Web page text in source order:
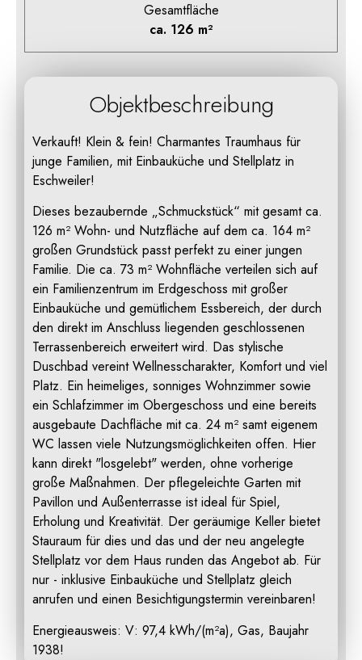
Gesamtfläche
ca. 126 m²
Objektbeschreibung
Verkauft! Klein & fein! Charmantes Traumhaus für
junge Familien, mit Einbauküche und Stellplatz in
Eschweiler!
Dieses bezaubernde „Schmuckstück“ mit gesamt ca.
126 m² Wohn- und Nutzfläche auf dem ca. 164 m²
großen Grundstück passt perfekt zu einer jungen
Familie. Die ca. 73 m² Wohnfläche verteilen sich auf
ein Familienzentrum im Erdgeschoss mit großer
Einbauküche und gemütlichem Essbereich, der durch
den direkt im Anschluss liegenden geschlossenen
Terrassenbereich erweitert wird. Das stylische
Duschbad vereint Wellnesscharakter, Komfort und viel
Platz. Ein heimeliges, sonniges Wohnzimmer sowie
ein Schlafzimmer im Obergeschoss und eine bereits
ausgebaute Dachfläche mit ca. 24 m² samt eigenem
WC lassen viele Nutzungsmöglichkeiten offen. Hier
kann direkt "losgelebt" werden, ohne vorherige
große Maßnahmen. Der pflegeleichte Garten mit
Pavillon und Außenterrasse ist ideal für Spiel,
Erholung und Kreativität. Der geräumige Keller bietet
Stauraum für dies und das und der neu angelegte
Stellplatz vor dem Haus runden das Angebot ab. Für
nur - inklusive Einbauküche und Stellplatz gleich
anrufen und einen Besichtigungstermin vereinbaren!
Energieausweis: V: 97,4 kWh/(m²a), Gas, Baujahr
1938!